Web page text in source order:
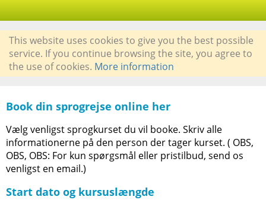
This website uses cookies to give you the best possible
service. If you continue browsing the site, you agree to
the use of cookies. More information
Book din sprogrejse online her
Vælg venligst sprogkurset du vil booke. Skriv alle
informationerne på den person der tager kurset. ( OBS,
OBS, OBS: For kun spørgsmål eller pristilbud, send os
venligst en email.)
Start dato og kursuslængde